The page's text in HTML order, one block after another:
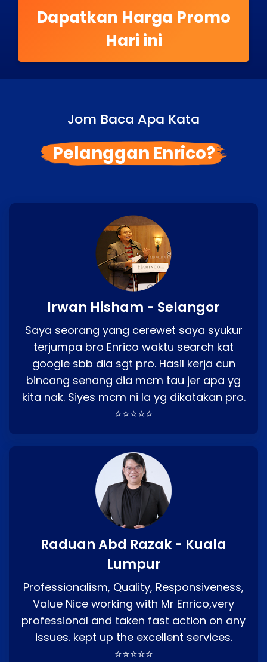
Dapatkan Harga Promo
Hari ini
Jom Baca Apa Kata
Pelanggan Enrico?
Irwan Hisham - Selangor
Saya seorang yang cerewet saya syukur
terjumpa bro Enrico waktu search kat
google sbb dia sgt pro. Hasil kerja cun
bincang senang dia mcm tau jer apa yg
kita nak. Siyes mcm ni la yg dikatakan pro.
⭐⭐⭐⭐⭐
Raduan Abd Razak - Kuala
Lumpur
Professionalism, Quality, Responsiveness,
Value Nice working with Mr Enrico,very
professional and taken fast action on any
issues. kept up the excellent services.
⭐⭐⭐⭐⭐